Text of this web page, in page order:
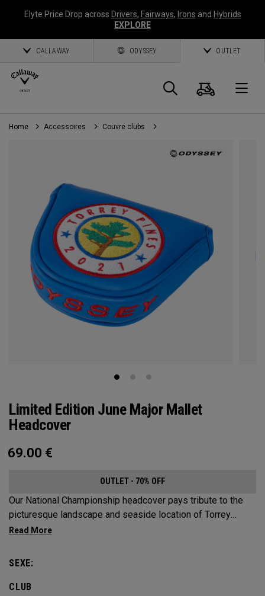
Elyte Price Drop across Drivers, Fairways, Irons and Hybrids
EXPLORE
CALLAWAY ODYSSEY OUTLET
Panier
Home Accessoires Couvre clubs
Limited Edition June Major Mallet
Headcover
69.00 €
OUTLET - 70% OFF
Our National Championship headcover pays tribute to the
picturesque landscape and seaside location of Torrey
Pines, along with a classic red, white and blue design that
SEXE:
CLUB